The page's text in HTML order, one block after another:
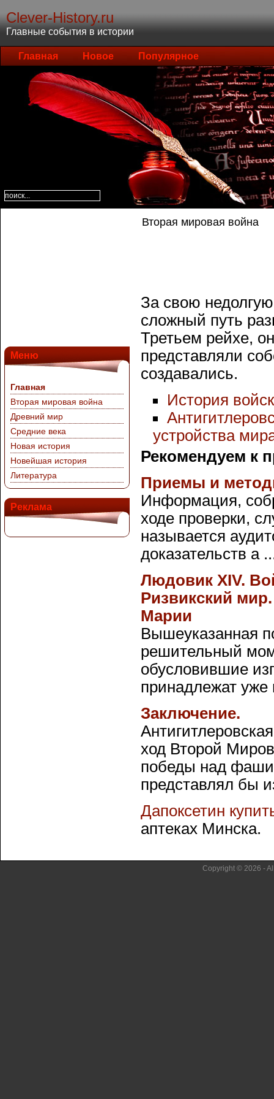
Clever-History.ru
Главные события в истории
Главная Новое Популярное
Меню
Главная
Вторая мировая война
Древний мир
Средние века
Новая история
Новейшая история
Литература
Реклама
Вторая мировая война
За свою
сложный путь
Третьем рейхе,
представляли
создавались.
История
устройства
Рекомендуем к
Приемы и
Информация,
ходе проверки,
называется
доказательств а
Людовик XIV.
Ризвикский
Марии
Вышеуказанная
решительный
обусловившие
принадлежат уже
Заключение.
ход Второй
победы над
представлял бы
Дапоксетин
аптеках Минска.
Copyright © 2026 -